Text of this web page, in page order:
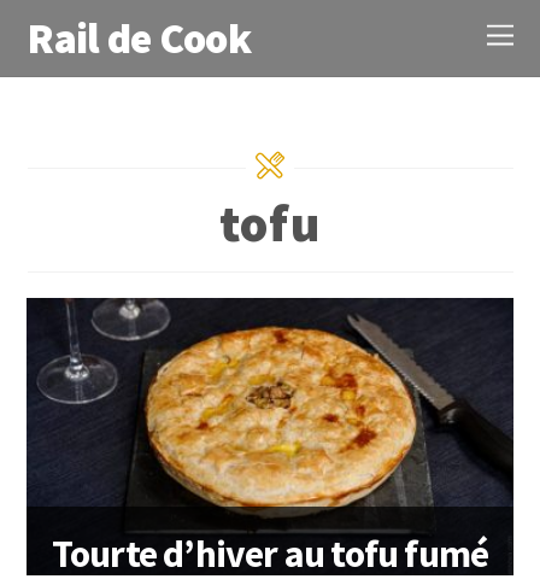
Rail de Cook
tofu
Tourte d’hiver au tofu fumé